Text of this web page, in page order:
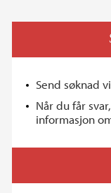
Send søknad
Når du får
informasjon